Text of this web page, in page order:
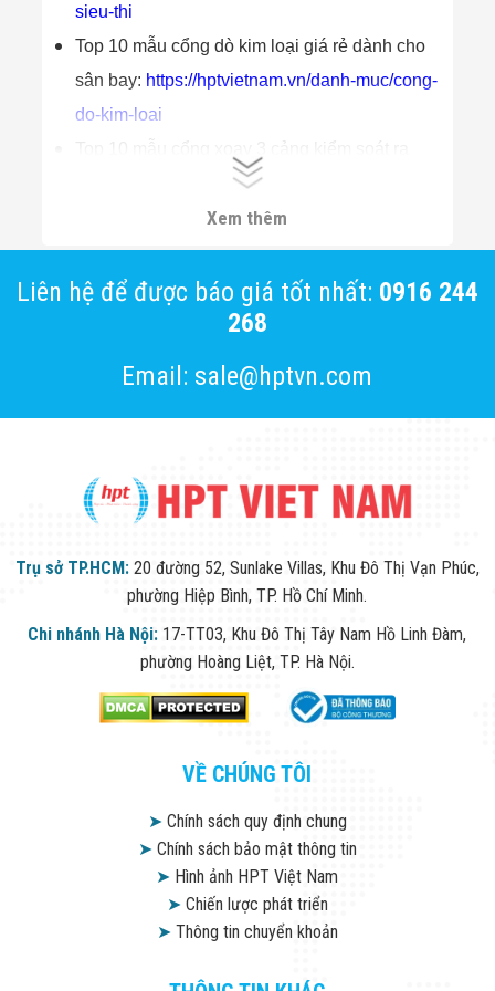
sieu-thi
Top 10 mẫu cổng dò kim loại giá rẻ dành cho
sân bay: https://hptvietnam.vn/danh-muc/cong-
do-kim-loai
https://hptvietnam.vn/danh-muc/cong-
Xem thêm
Liên hệ để được báo giá tốt nhất: 0916 244
268
Email: sale@hptvn.com
Trụ sở TP.HCM: 20 đường 52, Sunlake Villas, Khu Đô Thị Vạn Phúc,
phường Hiệp Bình, TP. Hồ Chí Minh.
Chi nhánh Hà Nội: 17-TT03, Khu Đô Thị Tây Nam Hồ Linh Đàm,
phường Hoàng Liệt, TP. Hà Nội.
VỀ CHÚNG TÔI
➤Chính sách quy định chung
➤Chính sách bảo mật thông tin
➤ Hình ảnh HPT Việt Nam
➤Chiến lược phát triển
➤Thông tin chuyển khoản